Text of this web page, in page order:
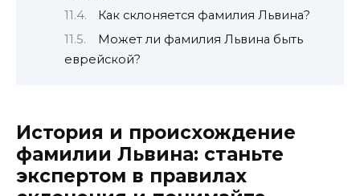
Как склоняется фамилия Львина?
Может ли фамилия Львина быть
еврейской?
История и происхождение
фамилии Львина: станьте
экспертом в правилах